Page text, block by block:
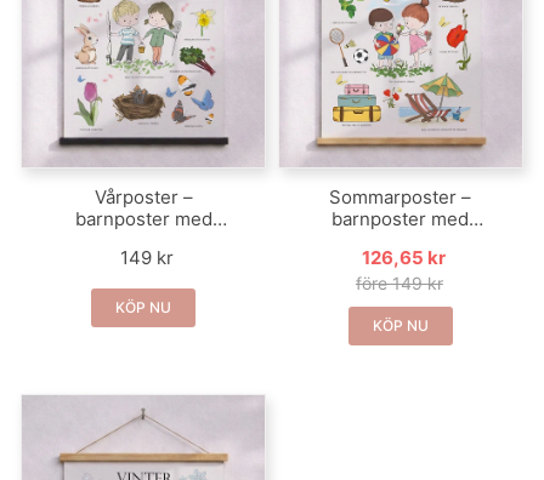
Vårposter –
barnposter med
149 kr
KÖP NU
Sommarposter –
barnposter med
126,65 kr
före 149 kr
KÖP NU